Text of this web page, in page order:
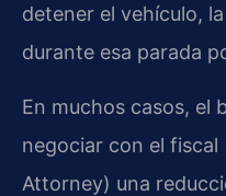
detener el vehículo,
durante esa parada
En muchos casos, el
negociar con el fiscal
Attorney) una